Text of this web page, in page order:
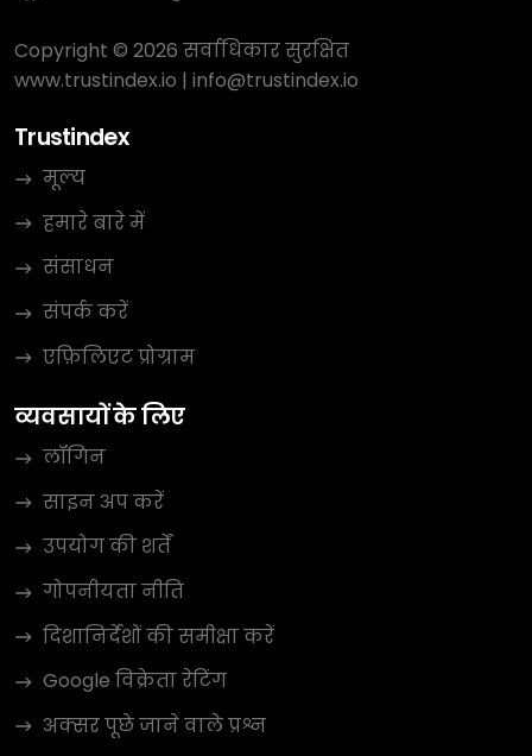
Copyright © 2026 सर्वाधिकार सुरक्षित
www.trustindex.io | info@trustindex.io
Trustindex
मूल्य
हमारे बारे में
संसाधन
संपर्क करें
एफ़िलिएट प्रोग्राम
व्यवसायों के लिए
लॉगिन
साइन अप करें
उपयोग की शर्तें
गोपनीयता नीति
दिशानिर्देशों की समीक्षा करें
Google विक्रेता रेटिंग
अक्सर पूछे जाने वाले प्रश्न